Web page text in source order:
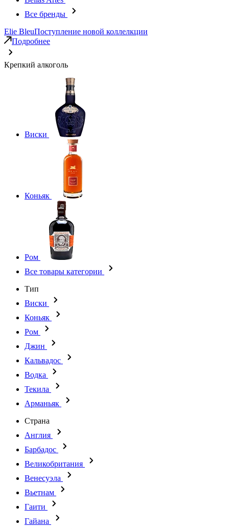
Все бренды
Elie BleuПоступление новой коллелкции
Подробнее
Крепкий алкоголь
Виски
Коньяк
Ром
Все товары категории
Тип
Виски
Коньяк
Ром
Джин
Кальвадос
Водка
Текила
Арманьяк
Страна
Англия
Барбадос
Великобритания
Венесуэла
Вьетнам
Гаити
Гайана